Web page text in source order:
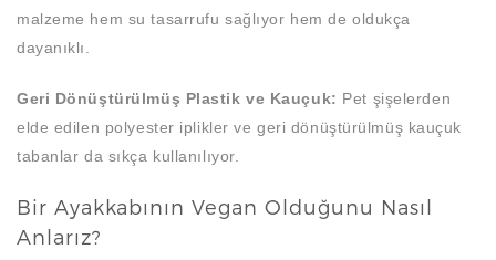
malzeme hem su tasarrufu sağlıyor hem de oldukça
dayanıklı.
Geri Dönüştürülmüş Plastik ve Kauçuk: Pet şişelerden
elde edilen polyester iplikler ve geri dönüştürülmüş kauçuk
tabanlar da sıkça kullanılıyor.
Bir Ayakkabının Vegan Olduğunu Nasıl
Anlarız?